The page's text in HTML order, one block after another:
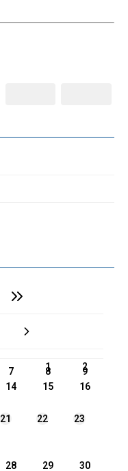
następny rok
następny miesiąc
1 2
7 8 9
14 15 16
21 22 23
28 29 30